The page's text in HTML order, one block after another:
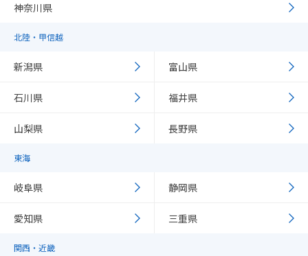
神奈川県
北陸・甲信越
新潟県 富山県
石川県 福井県
山梨県 長野県
東海
岐阜県 静岡県
愛知県 三重県
関西・近畿